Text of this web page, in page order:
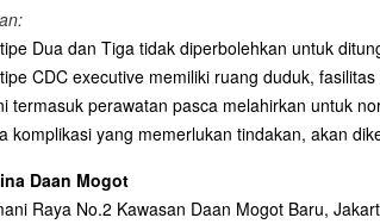
Dua dan Tiga tidak diperbolehkan untuk
CDC executive memiliki ruang duduk,
termasuk perawatan pasca melahirkan untuk
komplikasi yang memerlukan tindakan, akan
Daan Mogot
Raya No.2 Kawasan Daan Mogot Baru,